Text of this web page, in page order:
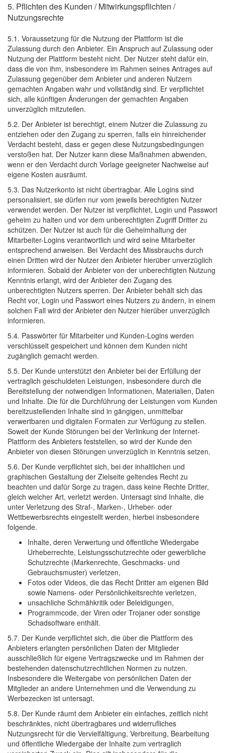
5. Pflichten des Kunden / Mitwirkungspflichten /
Nutzungsrechte
5.1. Voraussetzung für die Nutzung der Plattform ist die
Zulassung durch den Anbieter. Ein Anspruch auf Zulassung oder
Nutzung der Plattform besteht nicht. Der Nutzer steht dafür ein,
dass die von ihm, insbesondere im Rahmen seines Antrages auf
Zulassung gegenüber dem Anbieter und anderen Nutzern
gemachten Angaben wahr und vollständig sind. Er verpflichtet
sich, alle künftigen Änderungen der gemachten Angaben
unverzüglich mitzuteilen.
5.2. Der Anbieter ist berechtigt, einem Nutzer die Zulassung zu
entziehen oder den Zugang zu sperren, falls ein hinreichender
Verdacht besteht, dass er gegen diese Nutzungsbedingungen
verstoßen hat. Der Nutzer kann diese Maßnahmen abwenden,
wenn er den Verdacht durch Vorlage geeigneter Nachweise auf
eigene Kosten ausräumt.
5.3. Das Nutzerkonto ist nicht übertragbar. Alle Logins sind
personalisiert, sie dürfen nur vom jeweils berechtigten Nutzer
verwendet werden. Der Nutzer ist verpflichtet, Login und Passwort
geheim zu halten und vor dem unberechtigten Zugriff Dritter zu
schützen. Der Nutzer ist auch für die Geheimhaltung der
Mitarbeiter-Logins verantwortlich und wird seine Mitarbeiter
entsprechend anweisen. Bei Verdacht des Missbrauchs durch
einen Dritten wird der Nutzer den Anbieter hierüber unverzüglich
informieren. Sobald der Anbieter von der unberechtigten Nutzung
Kenntnis erlangt, wird der Anbieter den Zugang des
unberechtigten Nutzers sperren. Der Anbieter behält sich das
Recht vor, Login und Passwort eines Nutzers zu ändern, in einem
solchen Fall wird der Anbieter den Nutzer hierüber unverzüglich
informieren.
5.4. Passwörter für Mitarbeiter und Kunden-Logins werden
verschlüsselt gespeichert und können dem Kunden nicht
zugänglich gemacht werden.
5.5. Der Kunde unterstützt den Anbieter bei der Erfüllung der
vertraglich geschuldeten Leistungen, insbesondere durch die
Bereitstellung der notwendigen Informationen, Materialien, Daten
und Inhalte. Die für die Durchführung der Leistungen vom Kunden
bereitzustellenden Inhalte sind in gängigen, unmittelbar
verwertbaren und digitalen Formaten zur Verfügung zu stellen.
Soweit der Kunde Störungen bei der Verlinkung der Internet-
Plattform des Anbieters feststellen, so wird der Kunde den
Anbieter von diesen Störungen unverzüglich in Kenntnis setzen.
5.6. Der Kunde verpflichtet sich, bei der inhaltlichen und
graphischen Gestaltung der Zielseite geltendes Recht zu
beachten und dafür Sorge zu tragen, dass keine Rechte Dritter,
gleich welcher Art, verletzt werden. Untersagt sind Inhalte, die
unter Verletzung des Straf-, Marken-, Urheber- oder
Wettbewerbsrechts eingestellt werden, hierbei insbesondere
folgende.
Inhalte, deren Verwertung und öffentliche Wiedergabe
Urheberrechte, Leistungsschutzrechte oder gewerbliche
Schutzrechte (Markenrechte, Geschmacks- und
Gebrauchsmuster) verletzen,
Fotos oder Videos, die das Recht Dritter am eigenen Bild
sowie Namens- oder Persönlichkeitsrechte verletzen,
unsachliche Schmähkritik oder Beleidigungen,
Programmcode, der Viren oder Trojaner oder sonstige
Schadsoftware enthält.
5.7. Der Kunde verpflichtet sich, die über die Plattform des
Anbieters erlangten persönlichen Daten der Mitglieder
ausschließlich für eigene Vertragszwecke und im Rahmen der
bestehenden datenschutzrechtlichen Normen zu nutzen.
Insbesondere die Weitergabe von persönlichen Daten der
Mitglieder an andere Unternehmen und die Verwendung zu
Werbezecken ist untersagt.
5.8. Der Kunde räumt dem Anbieter ein einfaches, zeitlich nicht
beschränktes, nicht übertragbares und widerrufliches
Nutzungsrecht für die Vervielfältigung, Verbreitung, Bearbeitung
und öffentliche Wiedergabe der Inhalte zum vertraglich